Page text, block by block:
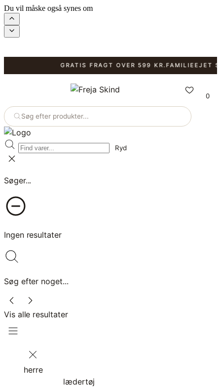
Du vil måske også synes om
GRATIS FRAGT OVER 599 KR.FAMILIEEJET
Søg efter produkter...
Ryd
Søger...
Ingen resultater
Søg efter noget...
Vis alle resultater
0
herre
lædertøj